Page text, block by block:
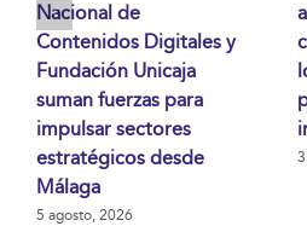
Nacional de
Contenidos Digitales y
Fundación Unicaja
suman fuerzas para
impulsar sectores
estratégicos desde
Málaga
5 agosto, 2026